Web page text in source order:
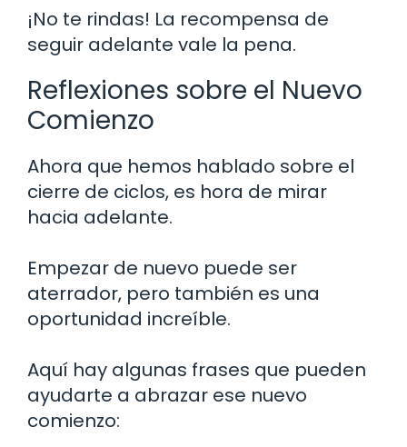
¡No te rindas! La recompensa de
seguir adelante vale la pena.
Reflexiones sobre el Nuevo
Comienzo
Ahora que hemos hablado sobre el
cierre de ciclos, es hora de mirar
hacia adelante.
Empezar de nuevo puede ser
aterrador, pero también es una
oportunidad increíble.
Aquí hay algunas frases que pueden
ayudarte a abrazar ese nuevo
comienzo: